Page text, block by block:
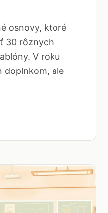
osnovy, ktoré
30 rôznych
V roku
doplnkom, ale